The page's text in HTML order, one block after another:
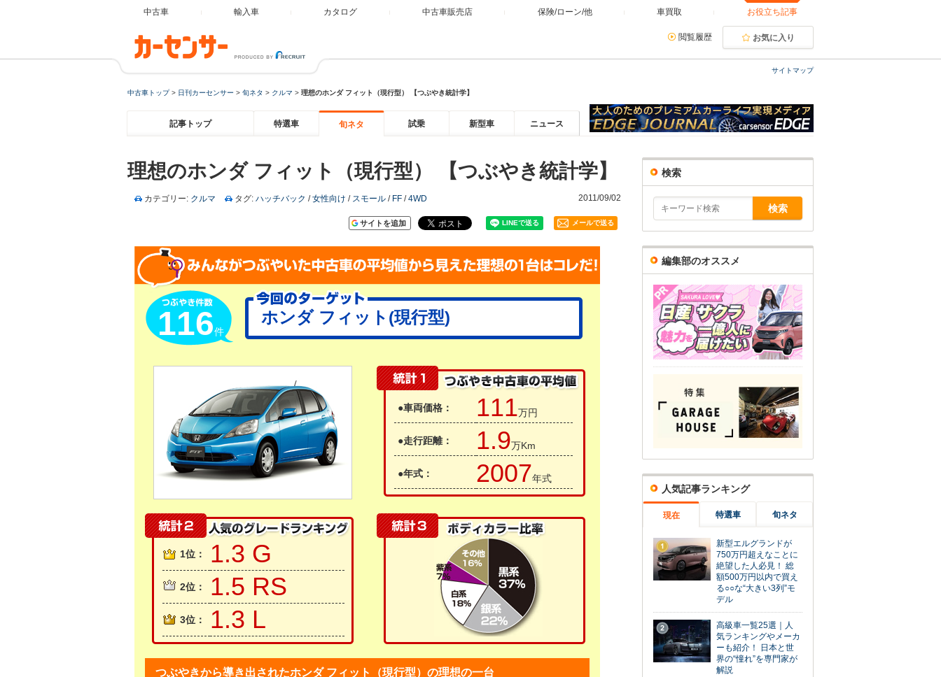
中古車 輸入車 カタログ 中古車販売店 保険/ローン/他 車買取 お役立ち記事
閲覧履歴 お気に入り
サイトマップ
中古車トップ> 日刊カーセンサー > 旬ネタ > クルマ > 理想のホンダ フィット（現行型） 【つぶやき統計学】
記事トップ 特選車 旬ネタ 試乗 新型車 ニュース
理想のホンダ フィット（現行型） 【つぶやき統計学】
カテゴリー: クルマ タグ: ハッチバック /女性向け / スモール / FF /4WD 2011/09/02
サイトを追加 メールで送る
116件
ホンダ フィット(現行型)
●車両価格： 111万円
●走行距離： 1.9万Km
●年式： 2007年式
1位： 1.3 G
2位： 1.5 RS
3位： 1.3 L
つぶやきから導き出されたホンダ フィット（現行型）の理想の一台
検索
編集部のオススメ
人気記事ランキング
現在 特選車 旬ネタ
1
新型エルグランドが
750万円超えなことに
絶望した人必見！ 総
額500万円以内で買え
る○○な“大きい3列”モ
デル
2
高級車一覧25選｜人
気ランキングやメーカ
ーも紹介！ 日本と世
界の“憧れ”を専門家が
解説